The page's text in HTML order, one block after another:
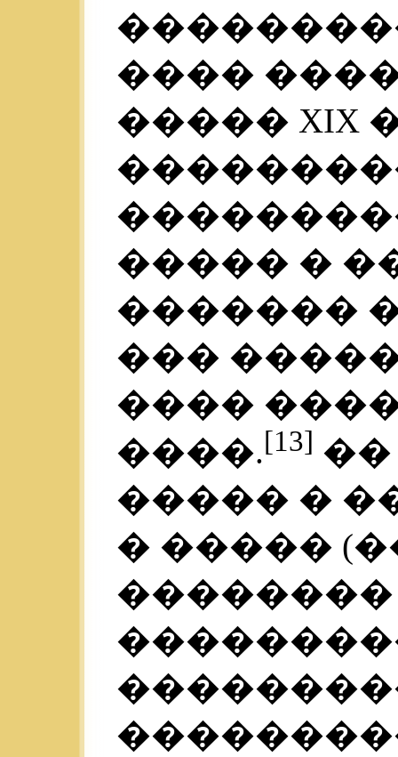
����
����� XIX
����� �
�������
���
����
����.[13] ��
����� �
� �����
��������